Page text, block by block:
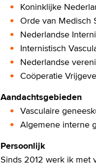
Koninklijke
Orde van Medisch
Nederlandse
Internistisch
Nederlandse
Coöperatie
Aandachtsgebieden
Vasculaire
Algemene interne
Persoonlijk
Sinds 2012 werk ik met